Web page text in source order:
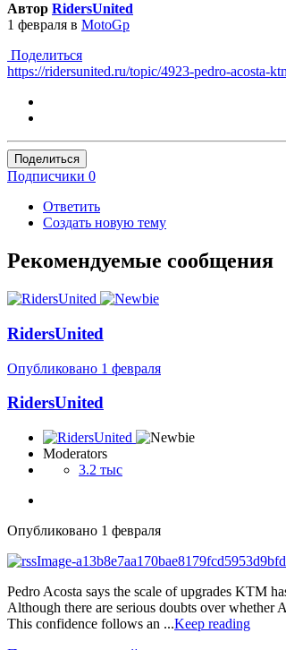
Автор RidersUnited
1 февраля в MotoGp
Поделиться
https://ridersunited.ru/topic/4923-pedro-acosta-
Поделиться
Подписчики 0
Ответить
Создать новую тему
Рекомендуемые сообщения
RidersUnited
Опубликовано 1 февраля
RidersUnited
Moderators
3.2 тыс
Опубликовано 1 февраля
Pedro Acosta says the scale of upgrades KTM
Although there are serious doubts over
This confidence follows an ...Keep reading